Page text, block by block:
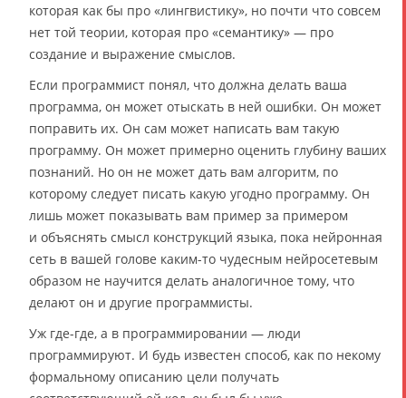
которая как бы про «лингвистику», но почти что совсем
нет той теории, которая про «семантику» — про
создание и выражение смыслов.
Если программист понял, что должна делать ваша
программа, он может отыскать в ней ошибки. Он может
поправить их. Он сам может написать вам такую
программу. Он может примерно оценить глубину ваших
познаний. Но он не может дать вам алгоритм, по
которому следует писать какую угодно программу. Он
лишь может показывать вам пример за примером
и объяснять смысл конструкций языка, пока нейронная
сеть в вашей голове каким-то чудесным нейросетевым
образом не научится делать аналогичное тому, что
делают он и другие программисты.
Уж где-где, а в программировании — люди
программируют. И будь известен способ, как по некому
формальному описанию цели получать